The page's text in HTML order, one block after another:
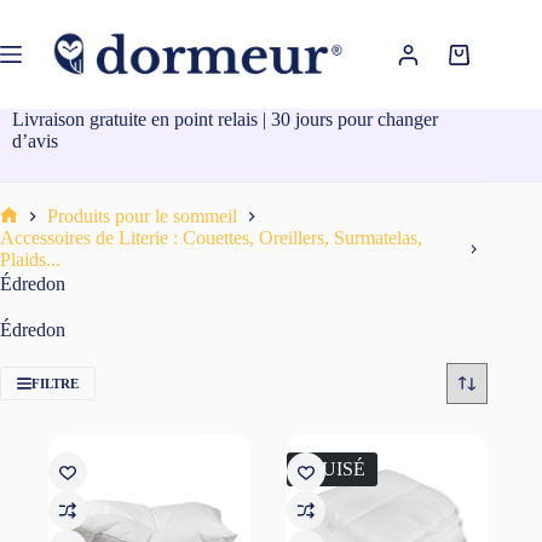
contenu
Panier
Livraison gratuite en point relais | 30 jours pour changer
d’avis
Accueil
Produits pour le sommeil
Accessoires de Literie : Couettes, Oreillers, Surmatelas,
Plaids...
Édredon
Édredon
FILTRE
ÉPUISÉ